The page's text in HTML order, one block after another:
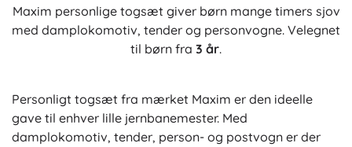
Maxim personlige togsæt giver børn mange timers sjov
med damplokomotiv, tender og personvogne. Velegnet
til børn fra 3 år.
Personligt togsæt fra mærket Maxim er den ideelle
gave til enhver lille jernbanemester. Med
damplokomotiv, tender, person- og postvogn er der